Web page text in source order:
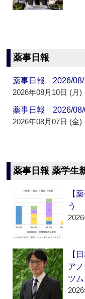
薬事日報
薬事日報 2026/08/
2026年08月10日 (月)
薬事日報 2026/08/
2026年08月07日 (金)
薬事日報 薬学生
【
う
【
ア
ツ